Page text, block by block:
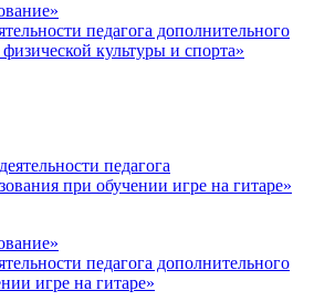
педагога дополнительного
культуры и спорта»
педагога дополнительного
игре на гитаре»